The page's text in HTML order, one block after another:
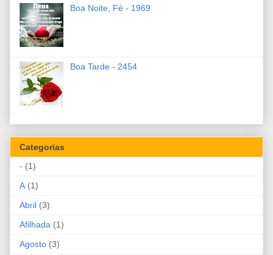
Boa Noite, Fé - 1969
Boa Tarde - 2454
Categorias
- (1)
A (1)
Abril (3)
Afilhada (1)
Agosto (3)